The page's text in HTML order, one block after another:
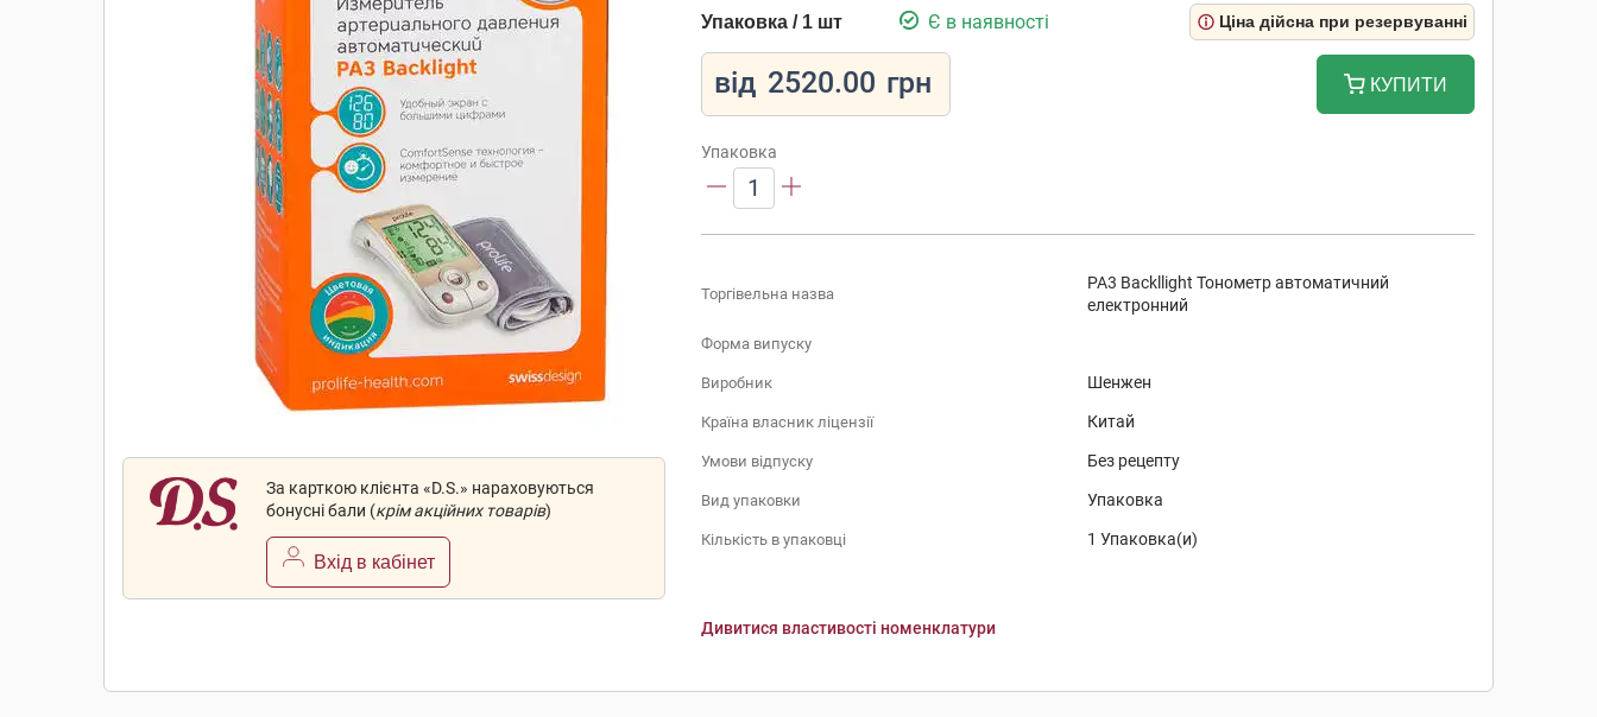
За карткою клієнта «D.S.» нараховуються
бонусні бали (крім акційних товарів)
Вхід в кабінет
Упаковка / 1 шт Є в наявності Ціна дійсна при резервуванні
від 2520.00 грн КУПИТИ
Упаковка
1
Торгівельна назва
PA3 Backllight Тонометр автоматичний
електронний
Форма випуску
Виробник Шенжен
Країна власник ліцензії Китай
Умови відпуску Без рецепту
Вид упаковки Упаковка
Кількість в упаковці 1 Упаковка(и)
Дивитися властивості номенклатури